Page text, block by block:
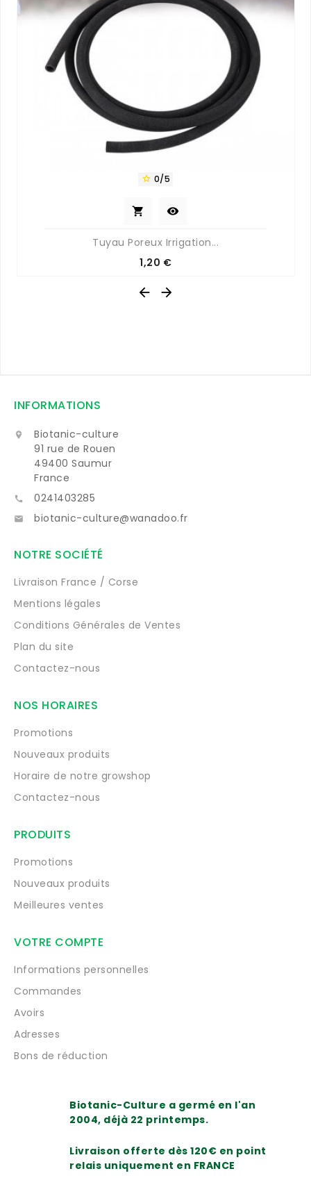
 0/5
 
Tuyau Poreux Irrigation...
Prix
1,20 €
 
INFORMATIONS

Biotanic-culture
91 rue de Rouen
49400 Saumur
France
 0241403285
 biotanic-culture@wanadoo.fr
NOTRE SOCIÉTÉ
Livraison France / Corse
Mentions légales
Conditions Générales de Ventes
Plan du site
Contactez-nous
NOS HORAIRES
Promotions
Nouveaux produits
Horaire de notre growshop
Contactez-nous
PRODUITS
Promotions
Nouveaux produits
Meilleures ventes
VOTRE COMPTE
Informations personnelles
Commandes
Avoirs
Adresses
Bons de réduction
Biotanic-Culture a germé en l'an
2004, déjà 22 printemps.
Livraison offerte dès 120€ en point
relais uniquement en FRANCE